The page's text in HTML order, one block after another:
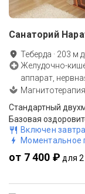
Санаторий
Теберда · 203 м
Желудочно-
аппарат,
Стандартный
Базовая
Включен
Моментальное
от 7 400 ₽ для 2